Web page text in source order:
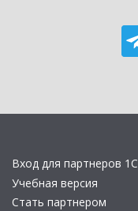
Вход для партнеров 1С
Учебная версия
Стать партнером